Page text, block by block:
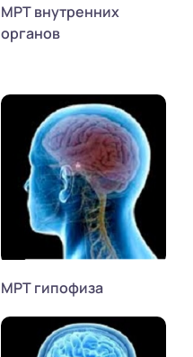
МРТ внутренних
органов
МРТ гипофиза